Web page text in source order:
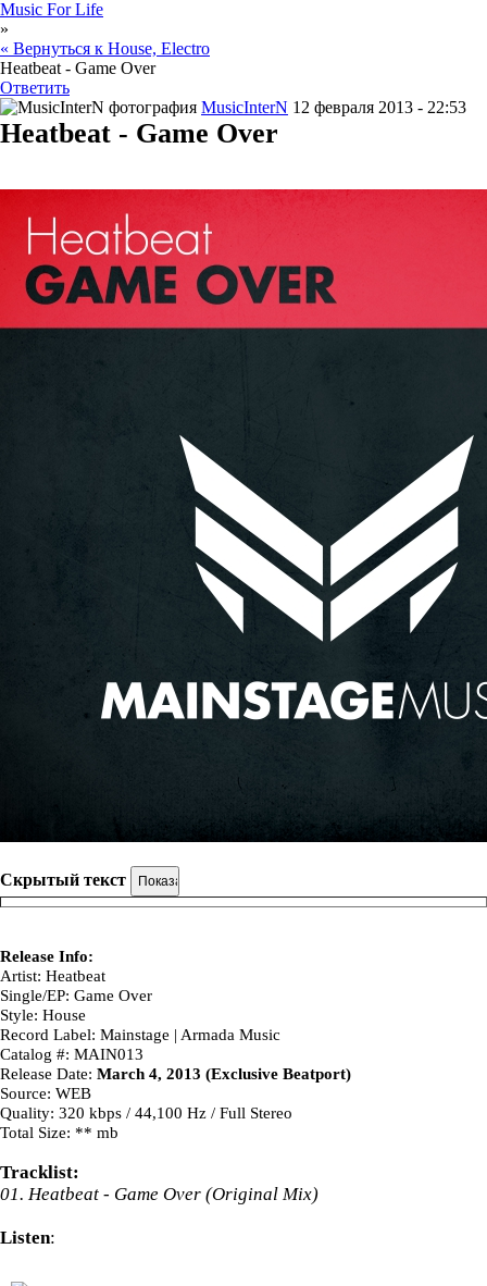
Music For Life
»
« Вернуться к House, Electro
Heatbeat - Game Over
Ответить
MusicInterN 12 февраля 2013 - 22:53
Heatbeat - Game Over
Скрытый текст
Release Info:
Artist: Heatbeat
Single/EP: Game Over
Style: House
Record Label: Mainstage | Armada Music
Catalog #: MAIN013
Release Date: March 4, 2013 (Exclusive Beatport)
Source: WEB
Quality: 320 kbps / 44,100 Hz / Full Stereo
Total Size: ** mb
Tracklist:
01. Heatbeat - Game Over (Original Mix)
Listen: